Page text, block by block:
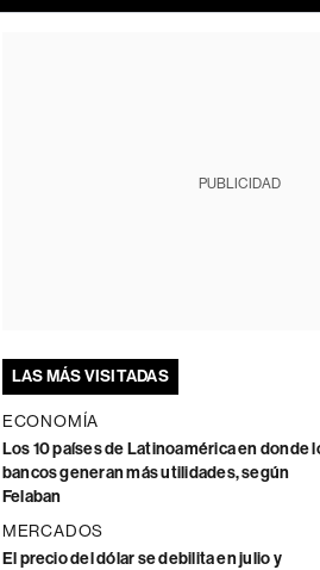
PUBLICIDAD
LAS MÁS VISITADAS
ECONOMÍA
Los 10 países de Latinoamérica en donde
bancos generan más utilidades, según
Felaban
MERCADOS
El precio del dólar se debilita en julio y